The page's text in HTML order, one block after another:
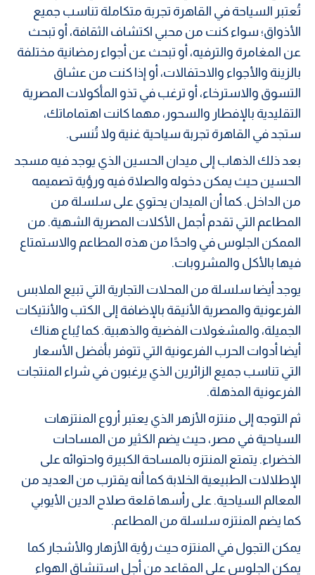
تُعتبر السياحة في القاهرة تجربة متكاملة تناسب جميع
الأذواق؛ سواء كنت من محبي اكتشاف الثقافة، أو تبحث
عن المغامرة والترفيه، أو تبحث عن أجواء رمضانية مختلفة
بالزينة والأجواء والاحتفالات، أو إذا كنت من عشاق
التسوق والاسترخاء، أو ترغب في تذو المأكولات المصرية
التقليدية بالإفطار والسحور، مهما كانت اهتماماتك،
ستجد في القاهرة تجربة سياحية غنية ولا تُنسى.
بعد ذلك الذهاب إلى ميدان الحسين الذي يوجد فيه مسجد
الحسين حيث يمكن دخوله والصلاة فيه ورؤية تصميمه
من الداخل. كما أن الميدان يحتوي على سلسلة من
المطاعم التي تقدم أجمل الأكلات المصرية الشهية. من
الممكن الجلوس في واحدًا من هذه المطاعم والاستمتاع
فيها بالأكل والمشروبات.
يوجد أيضا سلسلة من المحلات التجارية التي تبيع الملابس
الفرعونية والمصرية الأنيقة بالإضافة إلى الكتب والأنتيكات
الجميلة، والمشغولات الفضية والذهبية. كما يُباع هناك
أيضا أدوات الحرب الفرعونية التي تتوفر بأفضل الأسعار
التي تناسب جميع الزائرين الذي يرغبون في شراء المنتجات
الفرعونية المذهلة.
ثم التوجه إلى منتزه الأزهر الذي يعتبر أروع المنتزهات
السياحية في مصر، حيث يضم الكثير من المساحات
الخضراء. يتمتع المنتزه بالمساحة الكبيرة واحتوائه على
الإطلالات الطبيعية الخلابة كما أنه يقترب من العديد من
المعالم السياحية. على رأسها قلعة صلاح الدين الأيوبي
كما يضم المنتزه سلسلة من المطاعم.
يمكن التجول في المنتزه حيث رؤية الأزهار والأشجار كما
يمكن الجلوس على المقاعد من أجل استنشاق الهواء